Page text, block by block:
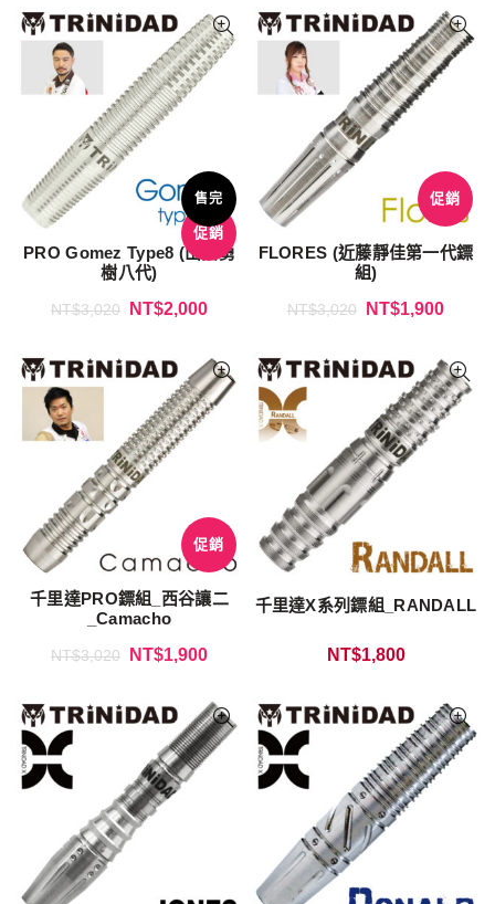
促銷
售完
PRO Gomez Type8 (山田勇
樹八代)
NT$3,020 NT$2,000
促銷
FLORES (近藤靜佳第一代鏢
組)
NT$3,020 NT$1,900
促銷
千里達PRO鏢組_西谷讓二
_Camacho
NT$3,020 NT$1,900
千里達X系列鏢組_RANDALL
NT$1,800